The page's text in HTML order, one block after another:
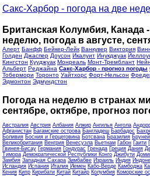
Сакс-Харбор - погода на две
Британская Колумбия, Канада
неделю, погода в августе,
Алерт Банфф Бейкер-Лейк Ванкувер Виктория
Голден Джаспер Доусон Икалуит Инукджуак
Кингстон Кууджуак Монреаль Монт-Тремблант Нейн
Альберт Реджайна Сакс-Харбор - прогноз погоды
Тобермори Торонто Уайтхорс Форт-Нельсон
Эдмонтон Эдмундстон
Погода на неделю в странах
сентябре, октябре, прогноз
Австралия Австрия Албания Алжир Ангилья Ангола
Афганистан Багамские острова Бангладеш Барбадос
Боливия Босния и Герцеговина Ботсвана Бразилия Бруней
Великобритания Венгрия Венесуэла Вьетнам Габон Гаити
Гвинея-Бисау Германия Гондурас Гренада Греция Дания
Тимора Демократической Республики Конго Джибути
Замбия Западная Сахара Зимбабве Израиль Индия
Исландия Испания Италия Йемен Кабо-Верде Камбоджа
Кения Кипр Кирибати Китай Китайр Колумбия Коморские